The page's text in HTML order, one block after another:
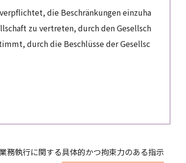
die Beschränkungen einzuha
zu vertreten, durch den Gesellsch
durch die Beschlüsse der Gesellsc
務執行に関する具体的かつ拘束力のある指示